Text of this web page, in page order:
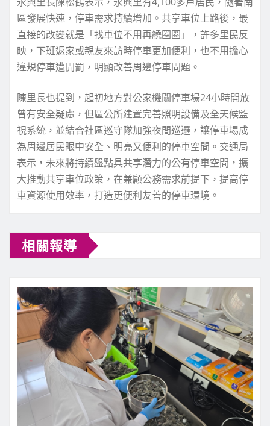
區發展快速，停車需求持續增加。共享車位上路後，最
直接的改變就是「找車位不用再繞圈圈」，許多里民反
映，下班返家或親友來訪時停車更加便利，也不用擔心
違規停車遭開罰，明顯改善周邊停車問題。
陳里長也提到，起初地方對公家機關停車場24小時開放
曾有安全疑慮，但區公所建置完善照明設備及全天候監
視系統，並結合社區巡守隊加強夜間巡邏，讓停車場成
為周邊居民眼中安全、明亮又便利的停車空間。交通局
表示，未來將持續盤點具共享潛力的公有停車空間，擴
大推動共享車位政策，在兼顧公務需求前提下，提高停
車資源使用效率，打造更便利友善的停車環境。
相關報導